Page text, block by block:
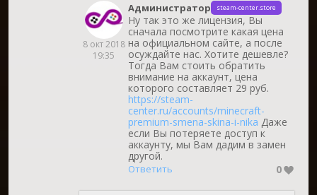
8 окт 2018
19:35
Администратор steam-center.store
Ну так это же лицензия, Вы
сначала посмотрите какая цена
на официальном сайте, а после
осуждайте нас. Хотите дешевле?
Тогда Вам стоить обратить
внимание на аккаунт, цена
которого составляет 29 руб.
https://steam-
center.ru/accounts/minecraft-
premium-smena-skina-i-nika Даже
если Вы потеряете доступ к
аккаунту, мы Вам дадим в замен
другой.
Ответить 0